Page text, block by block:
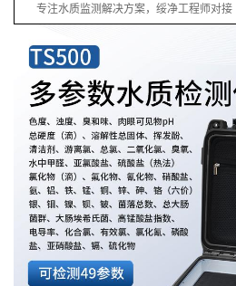
专注水质监测解决方案，绥净工程师对接